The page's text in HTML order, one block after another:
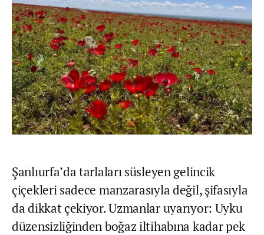
Şanlıurfa’da tarlaları süsleyen gelincik
çiçekleri sadece manzarasıyla değil, şifasıyla
da dikkat çekiyor. Uzmanlar uyarıyor: Uyku
düzensizliğinden boğaz iltihabına kadar pek